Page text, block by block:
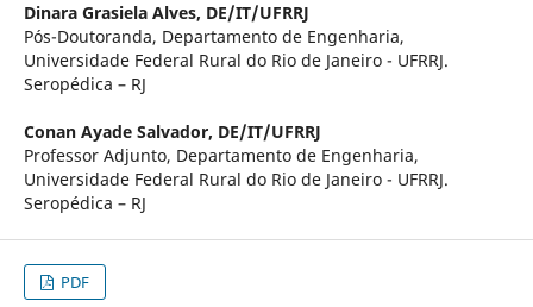
Dinara Grasiela Alves, DE/IT/UFRRJ
Pós-Doutoranda, Departamento de Engenharia,
Universidade Federal Rural do Rio de Janeiro - UFRRJ.
Seropédica – RJ
Conan Ayade Salvador, DE/IT/UFRRJ
Professor Adjunto, Departamento de Engenharia,
Universidade Federal Rural do Rio de Janeiro - UFRRJ.
Seropédica – RJ
PDF